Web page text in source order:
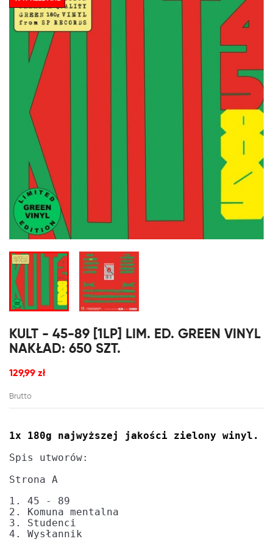
KULT - 45-89 [1LP] LIM. ED. GREEN VINYL
NAKŁAD: 650 SZT.
129,99 zł
Brutto
1x 180g najwyższej jakości zielony winyl.
Spis utworów:
Strona A
1. 45 - 89
2. Komuna mentalna
3. Studenci
4. Wysłannik